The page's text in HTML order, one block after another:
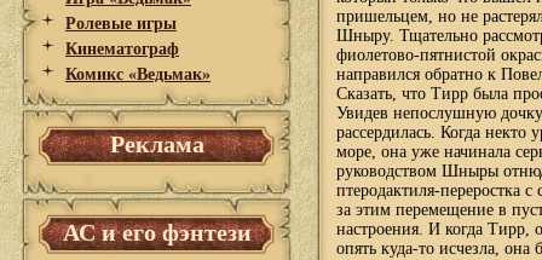
Ролевые игры
Кинематограф
Комикс «Ведьмак»
Реклама
АС и его фэнтези
пришельцем, но не
Шныру. Тщательно
фиолетово-пятнистой
направился обратно к
Сказать, что Тирр была
Увидев непослушную
рассердилась. Когда
море, она уже начинала
руководством Шныры
птеродактиля-переростка
за этим перемещение в
настроения. И когда Тирр,
опять куда-то исчезла,